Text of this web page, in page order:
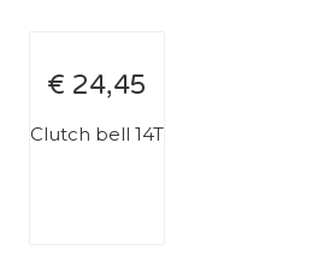
€ 24,45
Clutch bell 14T